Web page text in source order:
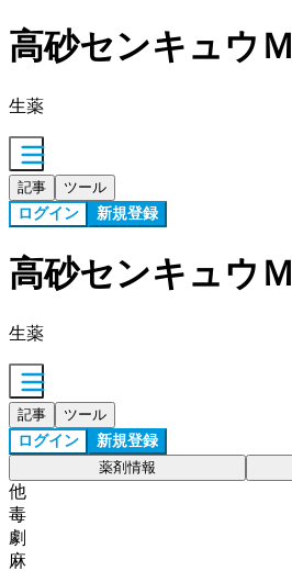
高砂センキュウＭ
生薬
記事 ツール
ログイン 新規登録
高砂センキュウＭ
生薬
記事 ツール
ログイン 新規登録
薬剤情報
他
毒
劇
麻